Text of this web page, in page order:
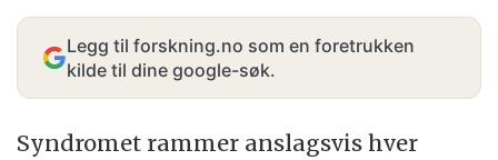
Legg til forskning.no som en foretrukken
kilde til dine google-søk.
Syndromet rammer anslagsvis hver